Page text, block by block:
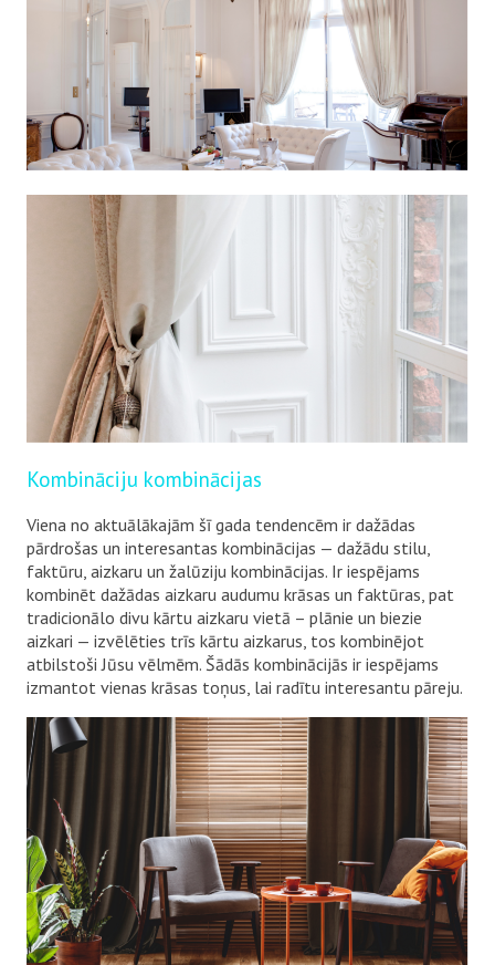
Kombināciju kombinācijas
Viena no aktuālākajām šī gada tendencēm ir dažādas
pārdrošas un interesantas kombinācijas — dažādu stilu,
faktūru, aizkaru un žalūziju kombinācijas. Ir iespējams
kombinēt dažādas aizkaru audumu krāsas un faktūras, pat
tradicionālo divu kārtu aizkaru vietā – plānie un biezie
aizkari — izvēlēties trīs kārtu aizkarus, tos kombinējot
atbilstoši Jūsu vēlmēm. Šādās kombinācijās ir iespējams
izmantot vienas krāsas toņus, lai radītu interesantu pāreju.